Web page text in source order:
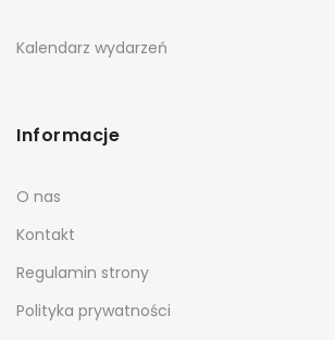
Kalendarz wydarzeń
Informacje
O nas
Kontakt
Regulamin strony
Polityka prywatności